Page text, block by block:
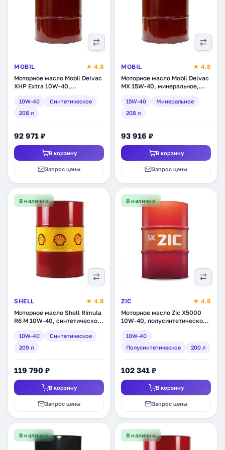
MOBIL
★ 4.8
Моторное масло Mobil Delvac
XHP Extra 10W-40,
(121732)
10W-40
Синтетическое
208 л
92 971 ₽
В корзину
Запрос цены
MOBIL
★ 4.8
Моторное масло Mobil Delvac
MX 15W-40, минеральное,
15W-40
Минеральное
208 л
93 916 ₽
В корзину
Запрос цены
В наличии
SHELL
★ 4.8
Моторное масло Shell Rimula
R6 M 10W-40, синтетическое,
10W-40
Синтетическое
209 л
119 790 ₽
В корзину
Запрос цены
В наличии
ZIC
★ 4.8
Моторное масло Zic X5000
10W-40, полусинтетическое,
10W-40
Полусинтетическое
200 л
102 341 ₽
В корзину
Запрос цены
В наличии В наличии